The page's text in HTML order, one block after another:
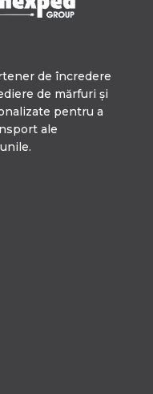
de încredere
de mărfuri și
pentru a
ale